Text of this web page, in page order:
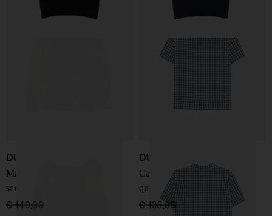
DUNST
Maglione in crochet con
scollo rotondo
€ 140,00
DUNST
Camicia in misto cotone a
quadri
€ 135,00 -30%